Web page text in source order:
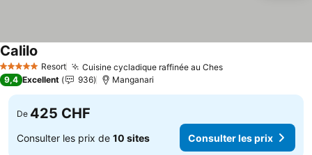
5 Étoiles Resort Cuisine cycladique raffinée au ChesConsulter les
Calilo
9,4 Excellent 936 Manganari
De 425 CHF
Consulter les prix de 10 sites Consulter les prix